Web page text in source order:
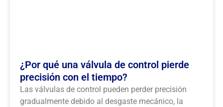
¿Por qué una válvula de control pierde
precisión con el tiempo?
Las válvulas de control pueden perder precisión
gradualmente debido al desgaste mecánico, la